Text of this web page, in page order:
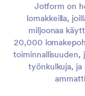
Jotform on
lomakkeilla,
miljoonaa
20,000
toiminnallisuuden,
työnkulkuja,